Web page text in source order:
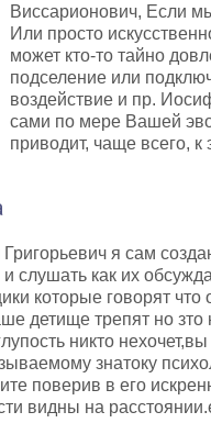
Виссарионович, Если
Или просто
может кто-то тайно
подселение или
воздействие и пр.
сами по мере Вашей
приводит, чаще всего, к
я сам
слушать как их
которые говорят
детище трепят но зто
никто
знатоку
поверив в его
видны на